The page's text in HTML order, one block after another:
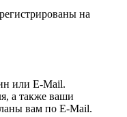
на
или E-Mail.
а также ваши
вам по E-Mail.